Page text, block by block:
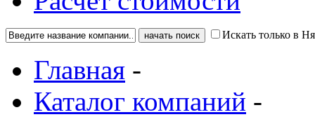
Искать только в
Главная -
Каталог компаний -